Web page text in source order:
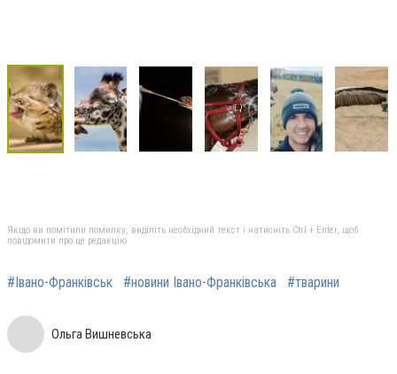
Якщо ви помітили помилку, виділіть необхідний текст і натисніть Ctrl + Enter, щоб
повідомити про це редакцію
#Івано-Франківськ #новини Івано-Франківська #тварини
Ольга Вишневська